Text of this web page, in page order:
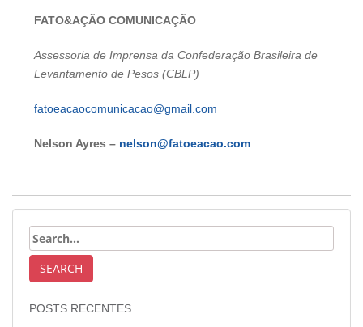
FATO&AÇÃO COMUNICAÇÃO
Assessoria de Imprensa da Confederação Brasileira de
Levantamento de Pesos (CBLP)
fatoeacaocomunicacao@gmail.com
Nelson Ayres – nelson@fatoeacao.com
POSTS RECENTES